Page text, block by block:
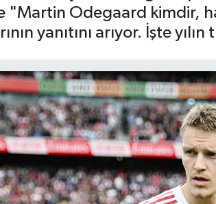
"Martin Odegaard kimdir,
yanıtını arıyor. İşte